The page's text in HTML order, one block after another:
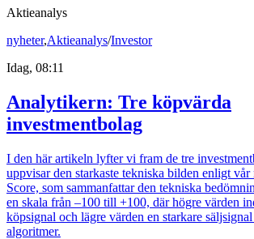
Aktieanalys
nyheter,Aktieanalys/Investor
Idag, 08:11
Analytikern: Tre köpvärda
investmentbolag
I den här artikeln lyfter vi fram de tre
uppvisar den starkaste tekniska bilden enligt vår
Score, som sammanfattar den tekniska
en skala från –100 till +100, där högre värden
köpsignal och lägre värden en starkare
algoritmer.